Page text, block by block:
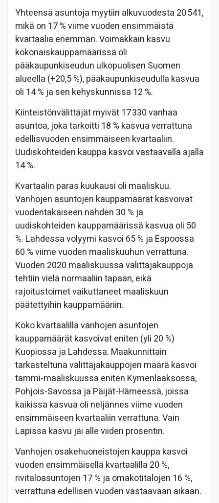
Yhteensä asuntoja myytiin alkuvuodesta 20 541,
mikä on 17 % viime vuoden ensimmäistä
kvartaalia enemmän. Voimakkain kasvu
kokonaiskauppamäärissä oli
pääkaupunkiseudun ulkopuolisen Suomen
alueella (+20,5 %), pääkaupunkiseudulla kasvua
oli 14 % ja sen kehyskunnissa 12 %.
Kiinteistönvälittäjät myivät 17 330 vanhaa
asuntoa, joka tarkoitti 18 % kasvua verrattuna
edellisvuoden ensimmäiseen kvartaaliin.
Uudiskohteiden kauppa kasvoi vastaavalla ajalla
14 %.
Kvartaalin paras kuukausi oli maaliskuu.
Vanhojen asuntojen kauppamäärät kasvoivat
vuodentakaiseen nähden 30 % ja
uudiskohteiden kauppamäärissä kasvua oli 50
%. Lahdessa volyymi kasvoi 65 % ja Espoossa
60 % viime vuoden maaliskuuhun verrattuna.
Vuoden 2020 maaliskuussa välittäjäkauppoja
tehtiin vielä normaaliin tapaan, eikä
rajoitustoimet vaikuttaneet maaliskuun
päätettyihin kauppamääriin.
Koko kvartaalilla vanhojen asuntojen
kauppamäärät kasvoivat eniten (yli 20 %)
Kuopiossa ja Lahdessa. Maakunnittain
tarkasteltuna välittäjäkauppojen määrä kasvoi
tammi-maaliskuussa eniten Kymenlaaksossa,
Pohjois-Savossa ja Päijät-Hämeessä, joissa
kaikissa kasvua oli neljännes viime vuoden
ensimmäiseen kvartaaliin verrattuna. Vain
Lapissa kasvu jäi alle viiden prosentin.
Vanhojen osakehuoneistojen kauppa kasvoi
vuoden ensimmäisellä kvartaalilla 20 %,
rivitaloasuntojen 17 % ja omakotitalojen 16 %,
verrattuna edellisen vuoden vastaavaan aikaan.